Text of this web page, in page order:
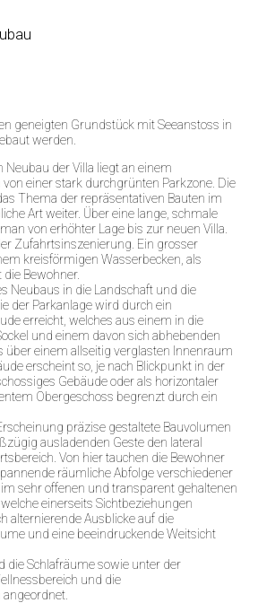
geneigten Grundstück mit Seeanstoss in
werden.
der Villa liegt an einem
einer stark durchgrünten Parkzone. Die
Thema der repräsentativen Bauten im
Art weiter. Über eine lange, schmale
von erhöhter Lage bis zur neuen Villa.
Zufahrtsinszenierung. Ein grosser
kreisförmigen Wasserbecken, als
Bewohner.
Neubaus in die Landschaft und die
der Parkanlage wird durch ein
erreicht, welches aus einem in die
und einem davon sich abhebenden
über einem allseitig verglasten Innenraum
erscheint so, je nach Blickpunkt in der
Gebäude oder als horizontaler
Obergeschoss begrenzt durch ein
präzise gestaltete Bauvolumen
ausladenden Geste den lateral
Von hier tauchen die Bewohner
räumliche Abfolge verschiedener
sehr offenen und transparent gehaltenen
einerseits Sichtbeziehungen
alternierende Ausblicke auf die
und eine beeindruckende Weitsicht
die Schlafräume sowie unter der
und die